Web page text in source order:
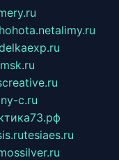
hohota.netalimy.ru
c.ru
tesiaes.ru